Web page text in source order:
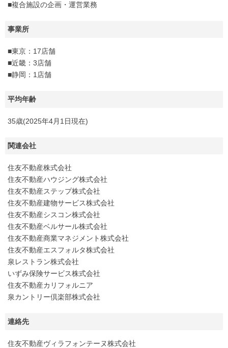
■複合施設の企画・運営業務
事業所
■東京：17店舗
■近畿：3店舗
■静岡：1店舗
平均年齢
35歳(2025年4月1日現在)
関連会社
住友不動産株式会社
住友不動産ハウジング株式会社
住友不動産ステップ株式会社
住友不動産建物サービス株式会社
住友不動産シスコン株式会社
住友不動産ベルサール株式会社
住友不動産商業マネジメント株式会社
住友不動産エスフォルタ株式会社
泉レストラン株式会社
いずみ保険サービス株式会社
住友不動産カリフォルニア
泉カントリー倶楽部株式会社
連絡先
住友不動産ヴィラフォンテーヌ株式会社